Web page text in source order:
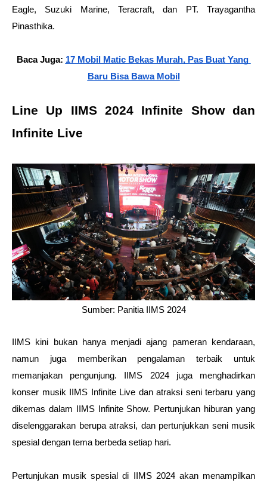
Eagle, Suzuki Marine, Teracraft, dan PT. Trayagantha
Pinasthika.
Baca Juga: 17 Mobil Matic Bekas Murah, Pas Buat Yang
Baru Bisa Bawa Mobil
Line Up IIMS 2024 Infinite Show dan
Infinite Live
Sumber: Panitia IIMS 2024
IIMS kini bukan hanya menjadi ajang pameran kendaraan,
namun juga memberikan pengalaman terbaik untuk
memanjakan pengunjung. IIMS 2024 juga menghadirkan
konser musik IIMS Infinite Live dan atraksi seni terbaru yang
dikemas dalam IIMS Infinite Show. Pertunjukan hiburan yang
diselenggarakan berupa atraksi, dan pertunjukkan seni musik
spesial dengan tema berbeda setiap hari.
Pertunjukan musik spesial di IIMS 2024 akan menampilkan